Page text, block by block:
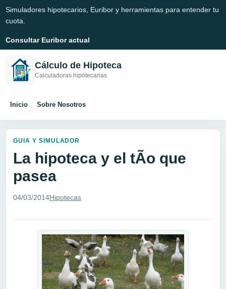
Simuladores hipotecarios, Euribor y herramientas para entender tu
cuota.
Consultar Euribor actual
Cálculo de Hipoteca
Calculadoras hipotecarias
Inicio Sobre Nosotros
GUIA Y SIMULADOR
La hipoteca y el tÃ­o que
pasea
04/03/2014Hipotecas